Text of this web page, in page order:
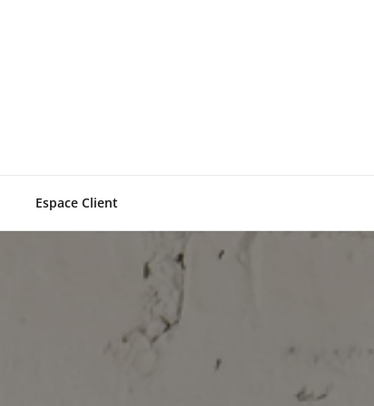
Espace Client